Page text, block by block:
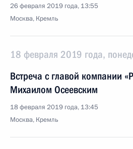
26 февраля 2019 года, 13:55
Москва, Кремль
18 февраля 2019 года,
Встреча с главой компании
Михаилом Осеевским
18 февраля 2019 года, 13:45
Москва, Кремль